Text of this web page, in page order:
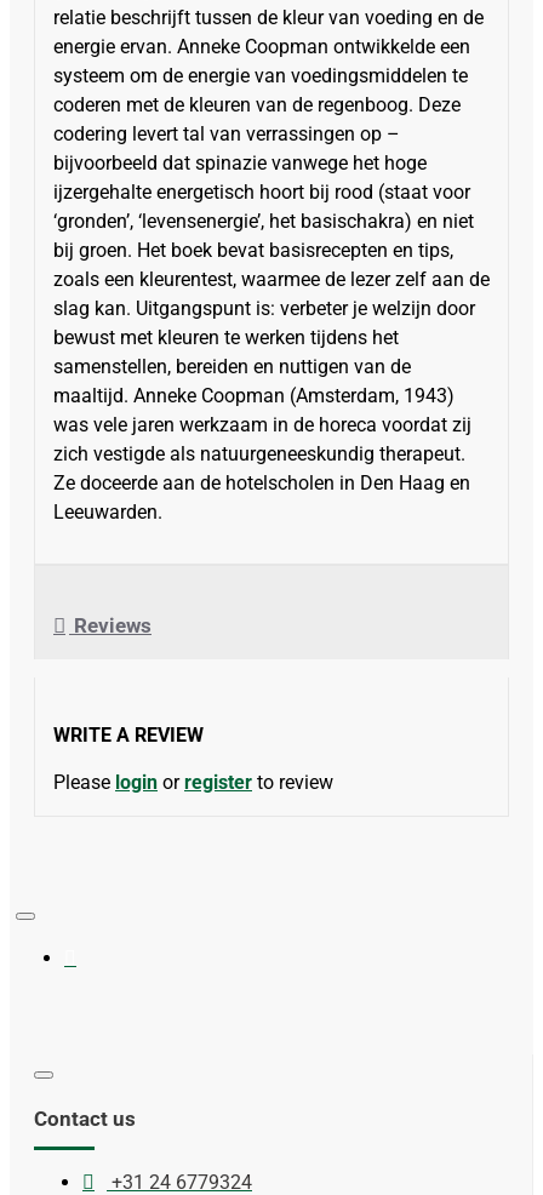
relatie beschrijft tussen de kleur van voeding en de
energie ervan. Anneke Coopman ontwikkelde een
systeem om de energie van voedingsmiddelen te
coderen met de kleuren van de regenboog. Deze
codering levert tal van verrassingen op –
bijvoorbeeld dat spinazie vanwege het hoge
ijzergehalte energetisch hoort bij rood (staat voor
‘gronden’, ‘levensenergie’, het basischakra) en niet
bij groen. Het boek bevat basisrecepten en tips,
zoals een kleurentest, waarmee de lezer zelf aan de
slag kan. Uitgangspunt is: verbeter je welzijn door
bewust met kleuren te werken tijdens het
samenstellen, bereiden en nuttigen van de
maaltijd. Anneke Coopman (Amsterdam, 1943)
was vele jaren werkzaam in de horeca voordat zij
zich vestigde als natuurgeneeskundig therapeut.
Ze doceerde aan de hotelscholen in Den Haag en
Leeuwarden.
Reviews
WRITE A REVIEW
Please login orregister to review
Contact us
+31 24 6779324